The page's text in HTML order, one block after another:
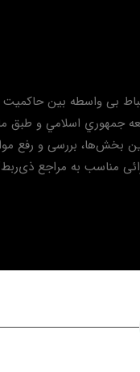
منظور برقراری ارتباط بی واسطه بین
بخش‌ها، بررسی و رفع
مناسب به مراجع